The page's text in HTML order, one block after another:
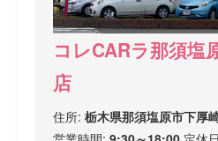
コレCARラ那須塩
店
住所: 栃木県那須塩原市下厚